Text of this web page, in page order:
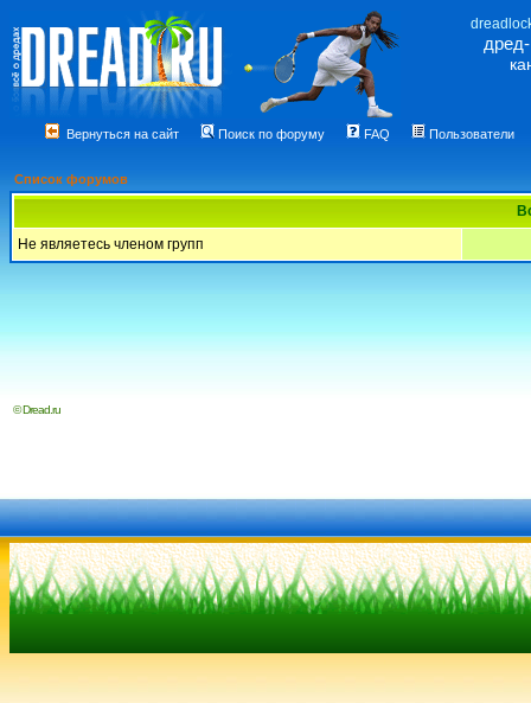
Вернуться на сайт Поиск по форуму FAQ Пользователи
Список форумов
Не являетесь членом групп
© Dread.ru